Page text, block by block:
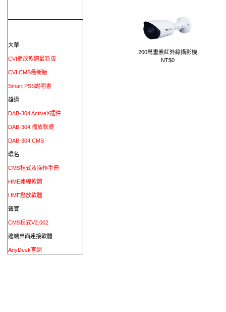
200萬畫素紅外線攝影機
NT$0
大華
CVI播放軟體最新版
CVI CMS最新版
Smart PSS說明書
雄邁
DAB-304 ActiveX插件
DAB-304 播放軟體
DAB-304 CMS
環名
CMS程式及操作手冊
HME連線軟體
HME撥放軟體
聲寶
CMS程式V2.002
遠端桌面連接軟體
AnyDesk官網